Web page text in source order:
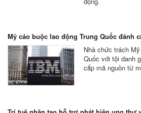
Mỹ cáo buộc lao động Trung Quốc đánh
Nhà chức trách
Quốc với tội danh
cắp mã nguồn từ